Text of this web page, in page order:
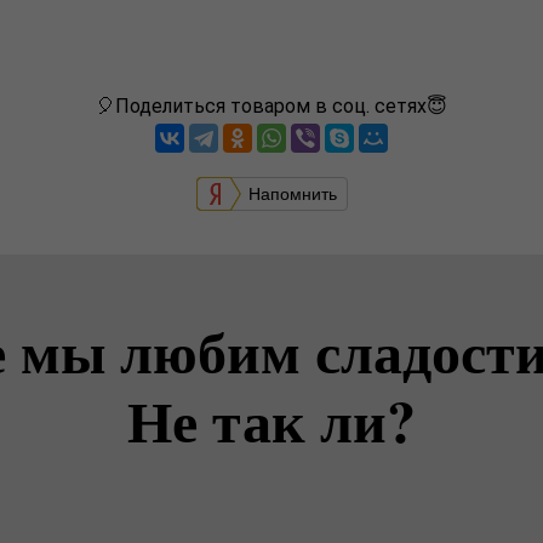
🎈Поделиться товаром в соц. сетях😇
Напомнить
мы любим
Не так ли?